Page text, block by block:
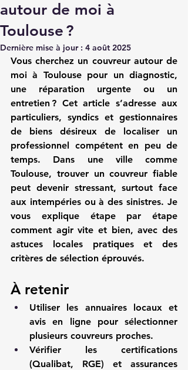
autour de moi à
Toulouse ?
Dernière mise à jour : 4 août 2025
Vous cherchez un couvreur autour de
moi à Toulouse pour un diagnostic,
une réparation urgente ou un
entretien ? Cet article s’adresse aux
particuliers, syndics et gestionnaires
de biens désireux de localiser un
professionnel compétent en peu de
temps. Dans une ville comme
Toulouse, trouver un couvreur fiable
peut devenir stressant, surtout face
aux intempéries ou à des sinistres. Je
vous explique étape par étape
comment agir vite et bien, avec des
astuces locales pratiques et des
critères de sélection éprouvés.
À retenir
Utiliser les annuaires locaux et
avis en ligne pour sélectionner
plusieurs couvreurs proches.
Vérifier les certifications
(Qualibat, RGE) et assurances